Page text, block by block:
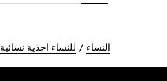
النساء للنساء أحذية نسائية